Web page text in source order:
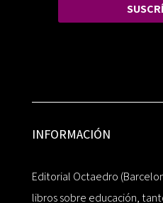
INFORMACIÓN
Editorial Octaedro
libros sobre educación,